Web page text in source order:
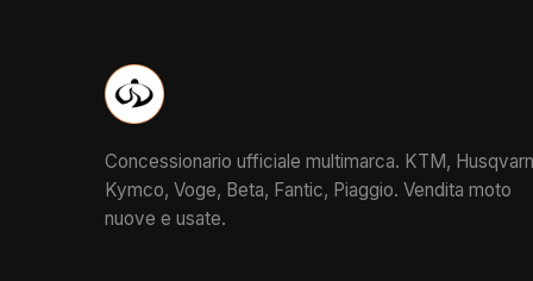
Concessionario ufficiale multimarca. KTM,
Kymco, Voge, Beta, Fantic, Piaggio. Vendita moto
nuove e usate.